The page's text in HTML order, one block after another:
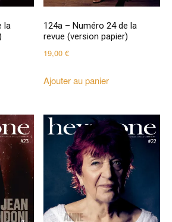
la
124a – Numéro 24 de la
revue (version papier)
19,00€
Ajouter au panier